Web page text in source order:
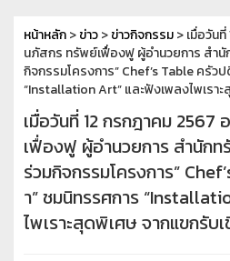
หน้าหลัก>ข่าว>ข่าวกิจกรรม> เมื่อวัน
นภัสกร ทรัพย์เฟื่องฟู ผู้อำนวยการ สำนั
กิจกรรมโครงการ” Chef’s Table ครัว
“Installation Art” และฟังเพลงไพเรา
เมื่อวันที่ 12 กรกฎาคม
เฟื่องฟู ผู้อำนวยการ สำนักท
ร่วมกิจกรรมโครงการ”
า” ชมนิทรรศการ
ไพเราะสุดพิเศษ จากแขกรั